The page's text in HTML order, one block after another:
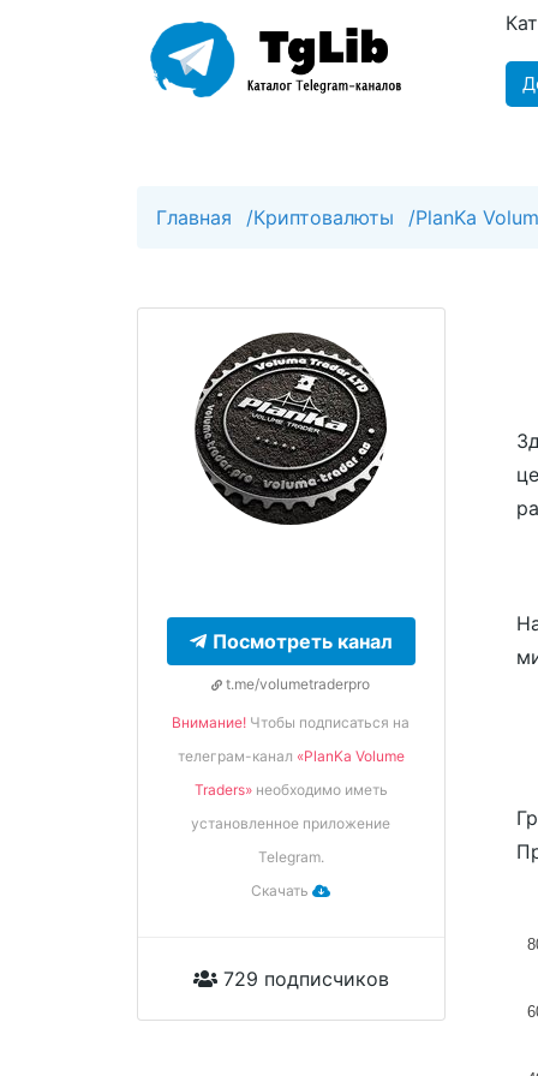
Главная /Криптовалюты /PlanKa
Посмотреть канал
t.me/volumetraderpro
Внимание! Чтобы подписаться на
телеграм-канал «PlanKa Volume
Traders»необходимо иметь
установленное приложение
Telegram.
Скачать
729 подписчиков